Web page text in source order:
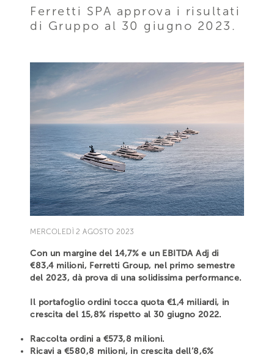
Ferretti SPA approva i risultati
di Gruppo al 30 giugno 2023.
MERCOLEDÌ 2 AGOSTO 2023
Con un margine del 14,7% e un EBITDA Adj di
€83,4 milioni, Ferretti Group, nel primo semestre
del 2023, dà prova di una solidissima performance.
Il portafoglio ordini tocca quota €1,4 miliardi, in
crescita del 15,8% rispetto al 30 giugno 2022.
Raccolta ordini a €573,8 milioni.
Ricavi a €580,8 milioni, in crescita dell’8,6%